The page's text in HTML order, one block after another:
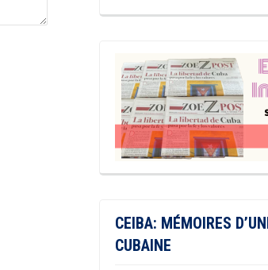
CEIBA: MÉMOIRES
CUBAINE